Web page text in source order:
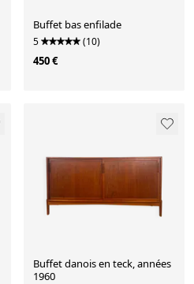
Buffet bas enfilade
5 (10)
450 €
Buffet danois en teck, années
1960